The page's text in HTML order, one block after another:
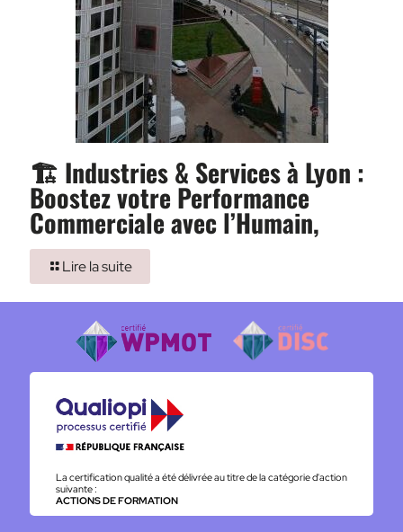
🏗️ Industries & Services à Lyon :
Boostez votre Performance
Commerciale avec l’Humain,
Lire la suite
La certification qualité a été délivrée au titre de la catégorie d'action
suivante :
ACTIONS DE FORMATION